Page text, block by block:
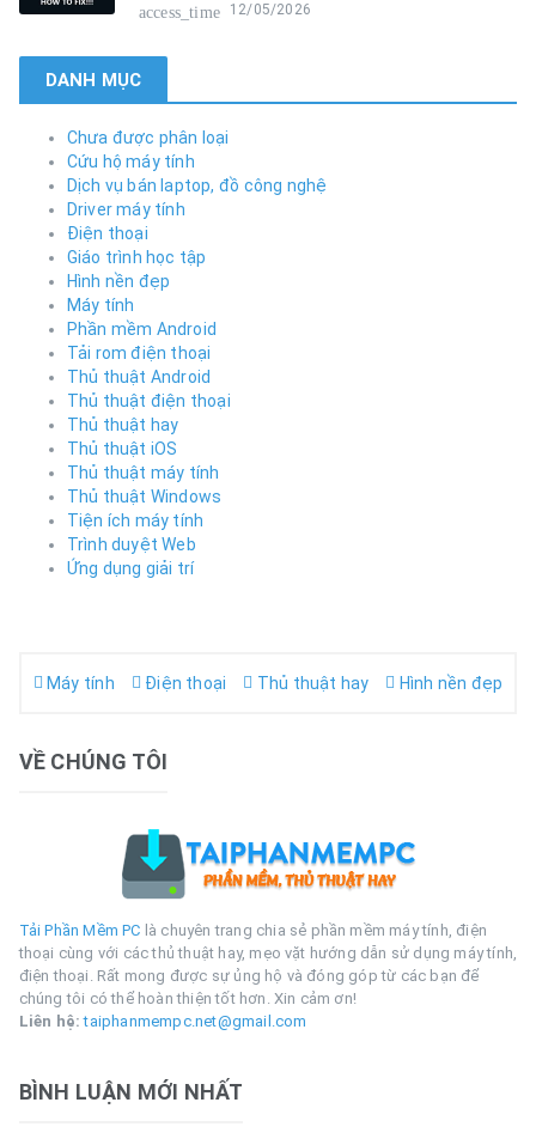
access_time
12/05/2026
DANH MỤC
Chưa được phân loại
Cứu hộ máy tính
Dịch vụ bán laptop, đồ công nghệ
Driver máy tính
Điện thoại
Giáo trình học tập
Hình nền đẹp
Máy tính
Phần mềm Android
Tải rom điện thoại
Thủ thuật Android
Thủ thuật điện thoại
Thủ thuật hay
Thủ thuật iOS
Thủ thuật máy tính
Thủ thuật Windows
Tiện ích máy tính
Trình duyệt Web
Ứng dụng giải trí
Máy tính Điện thoại Thủ thuật hay Hình nền đẹp
VỀ CHÚNG TÔI
Tải Phần Mềm PC là chuyên trang chia sẻ phần mềm máy tính, điện
thoại cùng với các thủ thuật hay, mẹo vặt hướng dẫn sử dụng máy tính,
điện thoại. Rất mong được sự ủng hộ và đóng góp từ các bạn để
chúng tôi có thể hoàn thiện tốt hơn. Xin cảm ơn!
Liên hệ: taiphanmempc.net@gmail.com
BÌNH LUẬN MỚI NHẤT